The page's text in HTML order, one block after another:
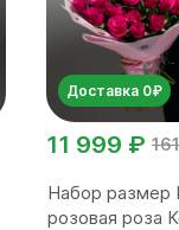
Доставка 0₽
11 999 ₽
Набор размер
розовая роза